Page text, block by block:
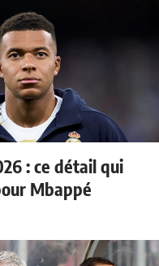
: ce détail qui
Mbappé